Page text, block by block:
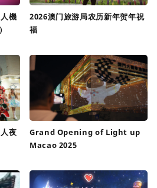
機
2026澳门旅游局农历新年贺年祝
福
夜
Grand Opening of Light up
Macao 2025